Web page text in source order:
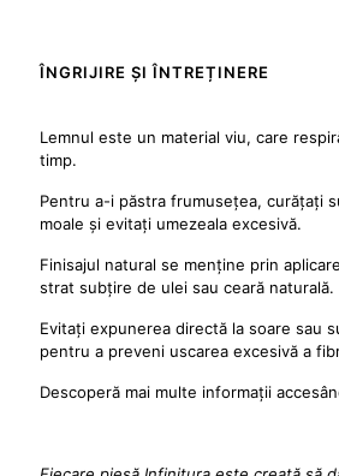
ÎNGRIJIRE ȘI ÎNTREȚINERE
Lemnul este un material viu, care
timp.
Pentru a-i păstra frumusețea, curățați
moale și evitați umezeala excesivă.
Finisajul natural se menține prin
strat subțire de ulei sau ceară naturală.
Evitați expunerea directă la soare sau
pentru a preveni uscarea excesivă a
Descoperă mai multe informații